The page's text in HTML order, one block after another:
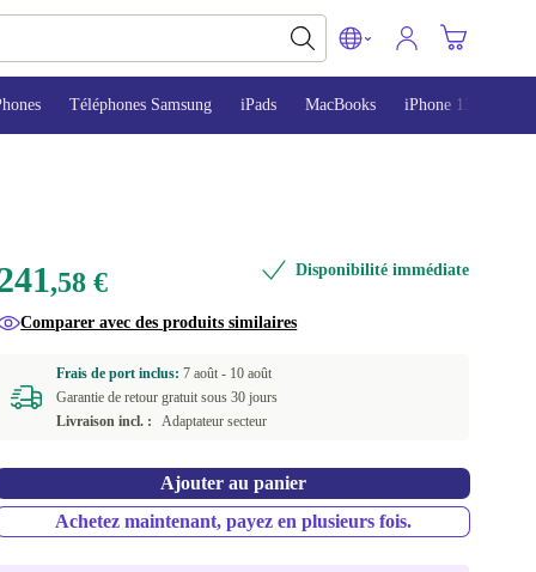
Téléphones Samsung iPads MacBooks iPhone 13
,58 € Disponibilité immédiate
Comparer avec des produits similaires
Frais de port inclus:7 août - 10 août
Garantie de retour gratuit sous 30 jours
Livraison incl. :
Adaptateur secteur
Ajouter au panier
Achetez maintenant, payez en plusieurs fois.